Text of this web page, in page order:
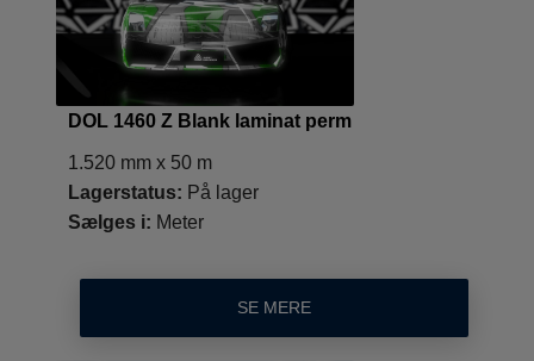
DOL 1460 Z Blank laminat perm
1.520 mm x 50 m
Lagerstatus: På lager
Sælges i: Meter
SE MERE